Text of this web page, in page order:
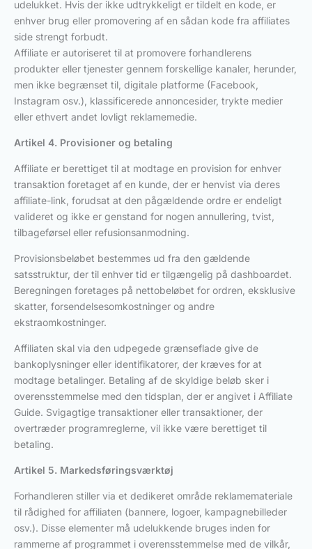
udelukket. Hvis der ikke udtrykkeligt er tildelt en kode, er
enhver brug eller promovering af en sådan kode fra affiliates
side strengt forbudt.
Affiliate er autoriseret til at promovere forhandlerens
produkter eller tjenester gennem forskellige kanaler, herunder,
men ikke begrænset til, digitale platforme (Facebook,
Instagram osv.), klassificerede annoncesider, trykte medier
eller ethvert andet lovligt reklamemedie.
Artikel 4. Provisioner og betaling
Affiliate er berettiget til at modtage en provision for enhver
transaktion foretaget af en kunde, der er henvist via deres
affiliate-link, forudsat at den pågældende ordre er endeligt
valideret og ikke er genstand for nogen annullering, tvist,
tilbageførsel eller refusionsanmodning.
Provisionsbeløbet bestemmes ud fra den gældende
satsstruktur, der til enhver tid er tilgængelig på dashboardet.
Beregningen foretages på nettobeløbet for ordren, eksklusive
skatter, forsendelsesomkostninger og andre
ekstraomkostninger.
Affiliaten skal via den udpegede grænseflade give de
bankoplysninger eller identifikatorer, der kræves for at
modtage betalinger. Betaling af de skyldige beløb sker i
overensstemmelse med den tidsplan, der er angivet i Affiliate
Guide. Svigagtige transaktioner eller transaktioner, der
overtræder programreglerne, vil ikke være berettiget til
betaling.
Artikel 5. Markedsføringsværktøj
Forhandleren stiller via et dedikeret område reklamemateriale
til rådighed for affiliaten (bannere, logoer, kampagnebilleder
osv.). Disse elementer må udelukkende bruges inden for
rammerne af programmet i overensstemmelse med de vilkår,